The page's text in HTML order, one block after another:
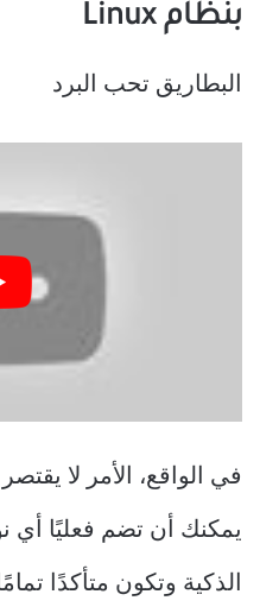
بنظام Linux
البطاريق تحب البرد
في الواقع، الأمر لا
يمكنك أن تضم فعليًا أي
الذكية وتكون متأكدًا